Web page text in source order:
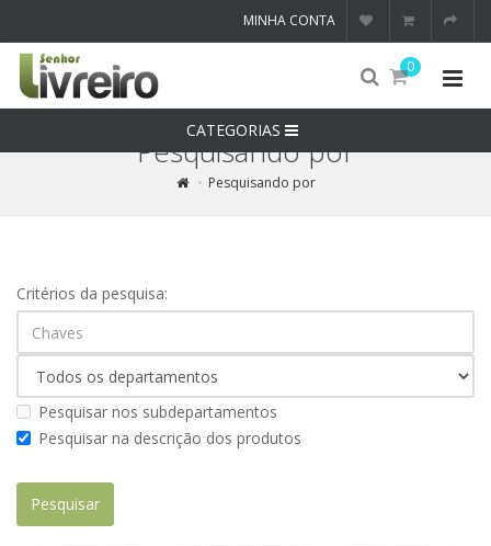
MINHA CONTA
0
CATEGORIAS
Pesquisando por
Pesquisando por
Critérios da pesquisa:
Pesquisar nos subdepartamentos
Pesquisar na descrição dos produtos